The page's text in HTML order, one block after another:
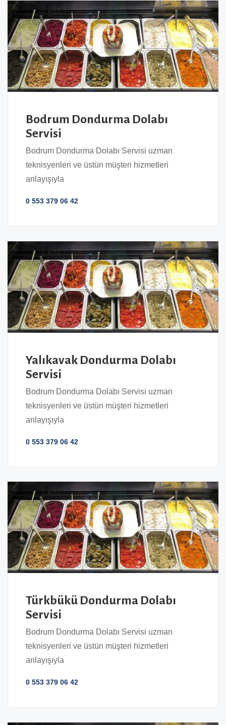
Bodrum Dondurma Dolabı
Servisi
Bodrum Dondurma Dolabı Servisi uzman
teknisyenleri ve üstün müşteri hizmetleri
anlayışıyla
0 553 379 06 42
Yalıkavak Dondurma Dolabı
Servisi
Bodrum Dondurma Dolabı Servisi uzman
teknisyenleri ve üstün müşteri hizmetleri
anlayışıyla
0 553 379 06 42
Türkbükü Dondurma Dolabı
Servisi
Bodrum Dondurma Dolabı Servisi uzman
teknisyenleri ve üstün müşteri hizmetleri
anlayışıyla
0 553 379 06 42